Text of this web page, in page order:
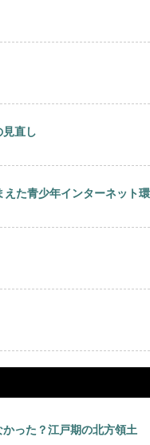
直し
た青少年インターネット環
った？江戸期の北方領土